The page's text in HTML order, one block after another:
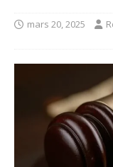
mars 20, 2025